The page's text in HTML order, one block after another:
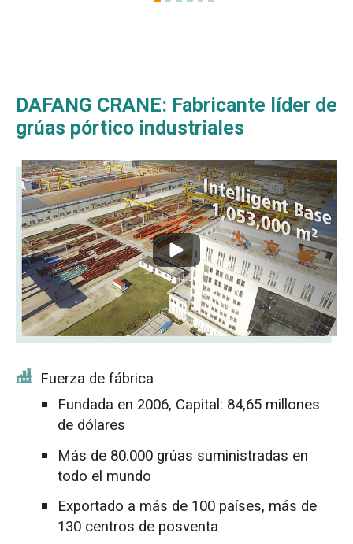
DAFANG CRANE: Fabricante líder de
grúas pórtico industriales
Fuerza de fábrica
Fundada en 2006, Capital: 84,65 millones
de dólares
Más de 80.000 grúas suministradas en
todo el mundo
Exportado a más de 100 países, más de
130 centros de posventa